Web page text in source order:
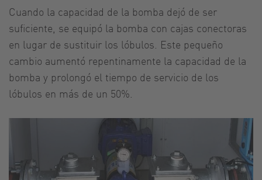
Cuando la capacidad de la bomba dejó de ser
suficiente, se equipó la bomba con cajas conectoras
en lugar de sustituir los lóbulos. Este pequeño
cambio aumentó repentinamente la capacidad de la
bomba y prolongó el tiempo de servicio de los
lóbulos en más de un 50%.